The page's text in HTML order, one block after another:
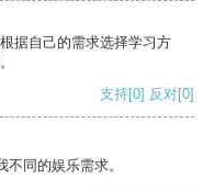
据自己的需求选择学习方
支持[0] 反对[0]
同的娱乐需求。